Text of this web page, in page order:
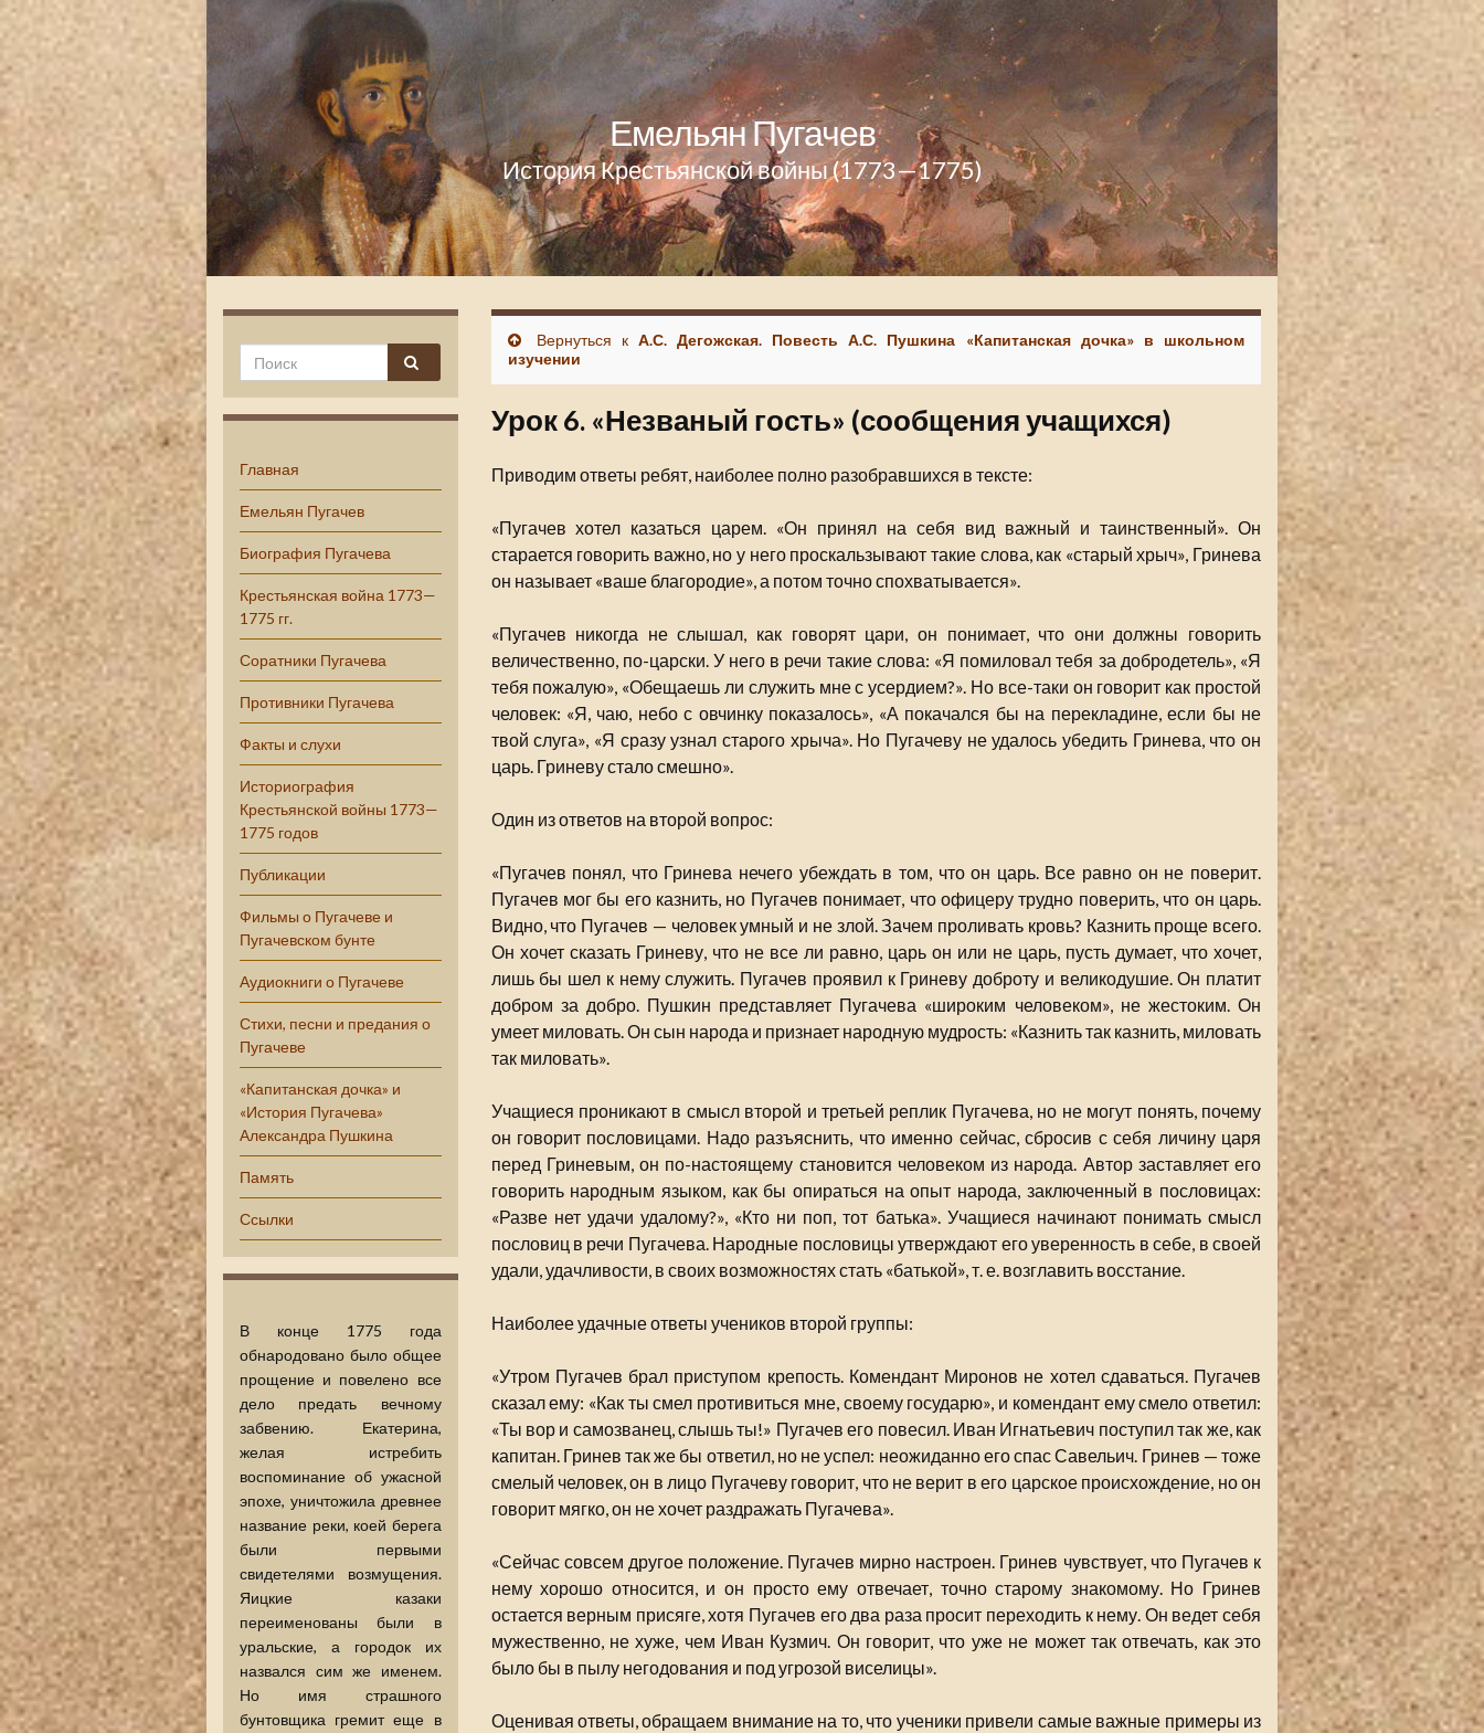
Емельян Пугачев
История Крестьянской войны (1773—1775)
Главная
Емельян Пугачев
Биография Пугачева
Крестьянская война 1773—
1775 гг.
Соратники Пугачева
Противники Пугачева
Факты и слухи
Историография
Крестьянской войны 1773—
1775 годов
Публикации
Фильмы о Пугачеве и
Пугачевском бунте
Аудиокниги о Пугачеве
Стихи, песни и предания о
Пугачеве
«Капитанская дочка» и
«История Пугачева»
Александра Пушкина
Память
Ссылки
В конце 1775 года
обнародовано было общее
прощение и повелено все
дело предать вечному
забвению. Екатерина,
желая истребить
воспоминание об ужасной
эпохе, уничтожила древнее
название реки, коей берега
были первыми
свидетелями возмущения.
Яицкие казаки
переименованы были в
уральские, а городок их
назвался сим же именем.
Но имя страшного
бунтовщика гремит еще в
Вернуться к А.С. Дегожская. Повесть А.С. Пушкина «Капитанская дочка» в школьном
изучении
Урок 6. «Незваный гость» (сообщения учащихся)
Приводим ответы ребят, наиболее полно разобравшихся в тексте:
«Пугачев хотел казаться царем. «Он принял на себя вид важный и таинственный». Он
старается говорить важно, но у него проскальзывают такие слова, как «старый хрыч», Гринева
он называет «ваше благородие», а потом точно спохватывается».
«Пугачев никогда не слышал, как говорят цари, он понимает, что они должны говорить
величественно, по-царски. У него в речи такие слова: «Я помиловал тебя за добродетель», «Я
тебя пожалую», «Обещаешь ли служить мне с усердием?». Но все-таки он говорит как простой
человек: «Я, чаю, небо с овчинку показалось», «А покачался бы на перекладине, если бы не
твой слуга», «Я сразу узнал старого хрыча». Но Пугачеву не удалось убедить Гринева, что он
царь. Гриневу стало смешно».
Один из ответов на второй вопрос:
«Пугачев понял, что Гринева нечего убеждать в том, что он царь. Все равно он не поверит.
Пугачев мог бы его казнить, но Пугачев понимает, что офицеру трудно поверить, что он царь.
Видно, что Пугачев — человек умный и не злой. Зачем проливать кровь? Казнить проще всего.
Он хочет сказать Гриневу, что не все ли равно, царь он или не царь, пусть думает, что хочет,
лишь бы шел к нему служить. Пугачев проявил к Гриневу доброту и великодушие. Он платит
добром за добро. Пушкин представляет Пугачева «широким человеком», не жестоким. Он
умеет миловать. Он сын народа и признает народную мудрость: «Казнить так казнить, миловать
так миловать».
Учащиеся проникают в смысл второй и третьей реплик Пугачева, но не могут понять, почему
он говорит пословицами. Надо разъяснить, что именно сейчас, сбросив с себя личину царя
перед Гриневым, он по-настоящему становится человеком из народа. Автор заставляет его
говорить народным языком, как бы опираться на опыт народа, заключенный в пословицах:
«Разве нет удачи удалому?», «Кто ни поп, тот батька». Учащиеся начинают понимать смысл
пословиц в речи Пугачева. Народные пословицы утверждают его уверенность в себе, в своей
удали, удачливости, в своих возможностях стать «батькой», т. е. возглавить восстание.
Наиболее удачные ответы учеников второй группы:
«Утром Пугачев брал приступом крепость. Комендант Миронов не хотел сдаваться. Пугачев
сказал ему: «Как ты смел противиться мне, своему государю», и комендант ему смело ответил:
«Ты вор и самозванец, слышь ты!» Пугачев его повесил. Иван Игнатьевич поступил так же, как
капитан. Гринев так же бы ответил, но не успел: неожиданно его спас Савельич. Гринев — тоже
смелый человек, он в лицо Пугачеву говорит, что не верит в его царское происхождение, но он
говорит мягко, он не хочет раздражать Пугачева».
«Сейчас совсем другое положение. Пугачев мирно настроен. Гринев чувствует, что Пугачев к
нему хорошо относится, и он просто ему отвечает, точно старому знакомому. Но Гринев
остается верным присяге, хотя Пугачев его два раза просит переходить к нему. Он ведет себя
мужественно, не хуже, чем Иван Кузмич. Он говорит, что уже не может так отвечать, как это
было бы в пылу негодования и под угрозой виселицы».
Оценивая ответы, обращаем внимание на то, что ученики привели самые важные примеры из